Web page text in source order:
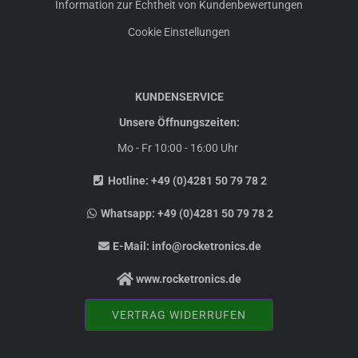
Information zur Echtheit von Kundenbewertungen
Cookie Einstellungen
KUNDENSERVICE
Unsere Öffnungszeiten:
Mo - Fr 10:00 - 16:00 Uhr
Hotline: +49 (0)4281 50 79 78 2
Whatsapp:+49 (0)4281 50 79 78 2
E-Mail: info@rocketronics.de
www.rocketronics.de
VERTRAG WIDERRUFEN